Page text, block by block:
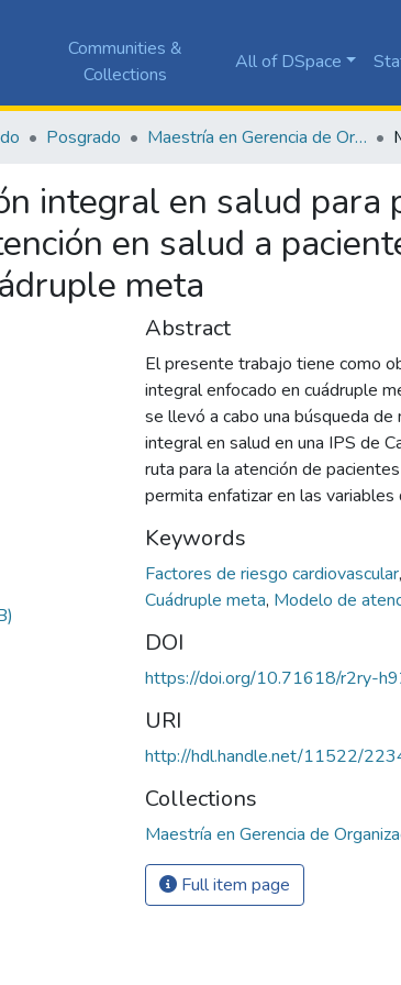
Communities &
Collections
All of DSpace
Posgrado Maestría en Gerencia de Organizaciones de Salud
integral en salud
en salud a
meta
Abstract
El presente trabajo tiene como
integral enfocado en cuádruple
se llevó a cabo una búsqueda
integral en salud en una IPS de
ruta para la atención de
permita enfatizar en las variables
Keywords
Factores de riesgo cardiovascular,
Cuádruple meta, Modelo de
DOI
https://doi.org/10.71618/r2ry-
URI
http://hdl.handle.net/11522/
Collections
Maestría en Gerencia de
Full item page